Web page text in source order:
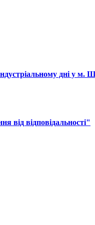
дні у м.
від відповідальності"